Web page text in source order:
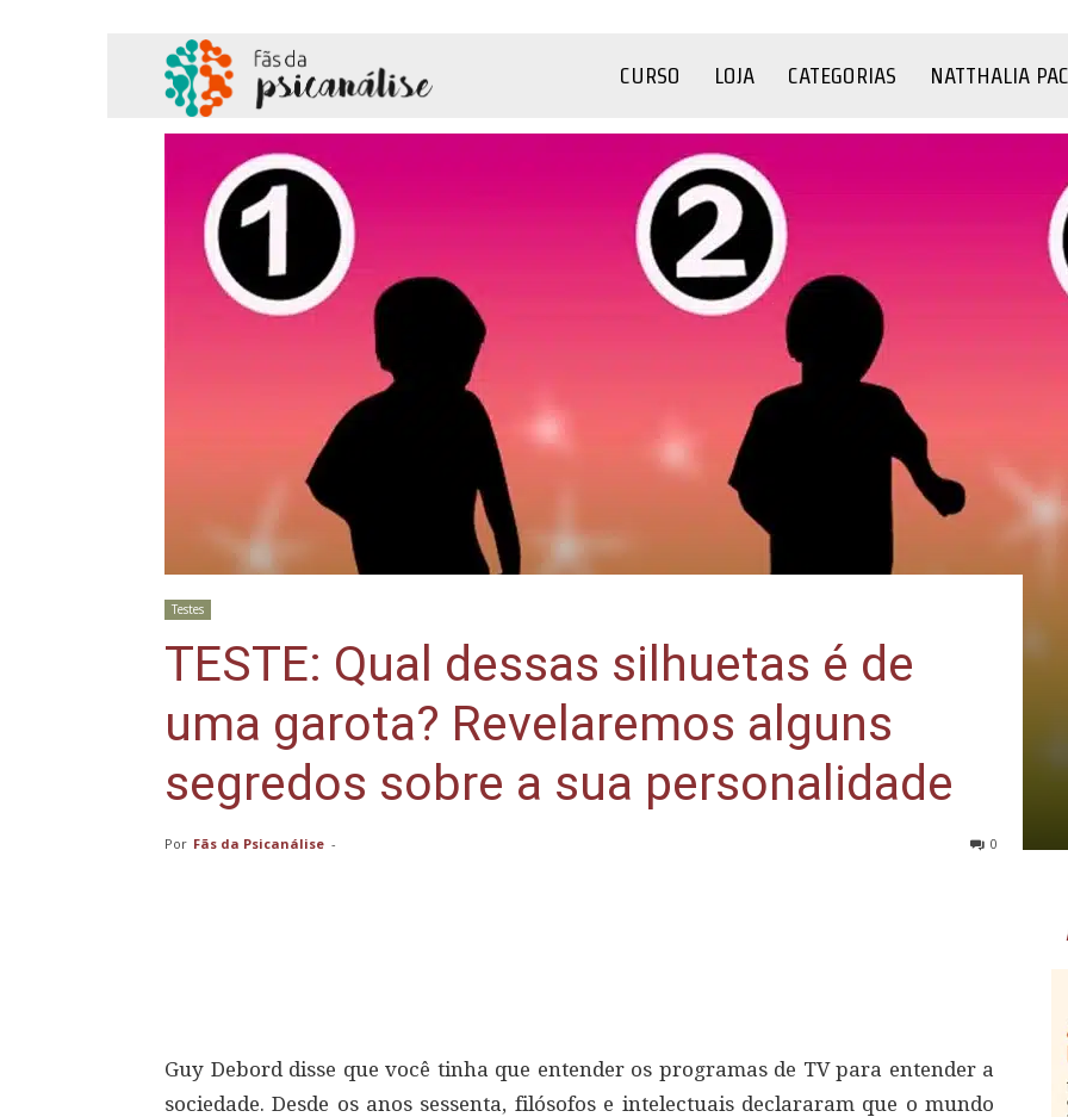
CURSO LOJA CATEGORIAS NATTHALIA
Testes
TESTE: Qual dessas silhuetas é de
uma garota? Revelaremos alguns
segredos sobre a sua personalidade
Por Fãs da Psicanálise - 0
Guy Debord disse que você tinha que entender os programas de TV para entender a
sociedade. Desde os anos sessenta, filósofos e intelectuais declararam que o mundo